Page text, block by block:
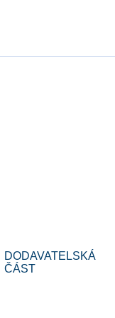
DODAVATELSKÁ
ČÁST